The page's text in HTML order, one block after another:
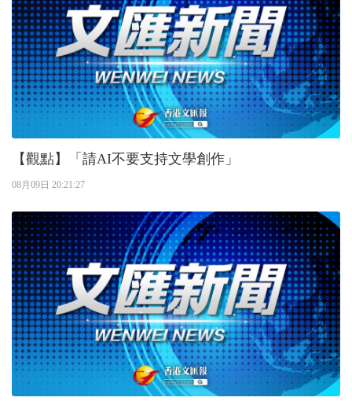
【觀點】「請AI不要支持文學創作」
08月09日 20:21:27